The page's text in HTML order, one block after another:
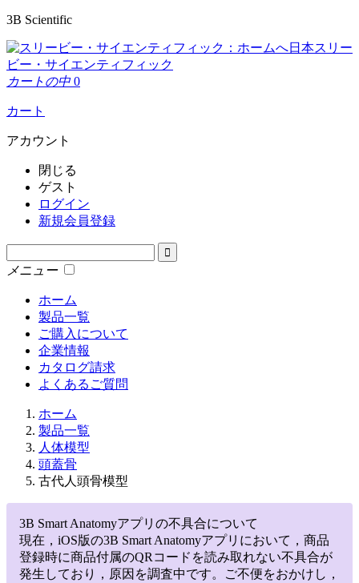
3B Scientific
日本スリー
ビー・サイエンティフィック
カートの中 0
カート
アカウント
閉じる
ゲスト
ログイン
新規会員登録
メニュー
ホーム
製品一覧
ご購入について
企業情報
カタログ請求
よくあるご質問
ホーム
製品一覧
人体模型
頭蓋骨
古代人頭骨模型
3B Smart Anatomyアプリの不具合について
現在，iOS版の3B Smart Anatomyアプリにおいて，商品
登録時に商品付属のQRコードを読み取れない不具合が
発生しており，原因を調査中です。ご不便をおかけし，